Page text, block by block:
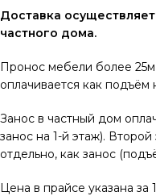
Доставка
частного дома.
Пронос мебели более
оплачивается как
Занос в частный дом
занос на 1-й этаж).
отдельно, как занос
Цена в прайсе указана за